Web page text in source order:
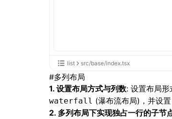
list src/base/index.tsx
#多列布局
1. 设置布局方式与列数: 设置布局形
waterfall (瀑布流布局)，并设置
2. 多列布局下实现独占一行的子节